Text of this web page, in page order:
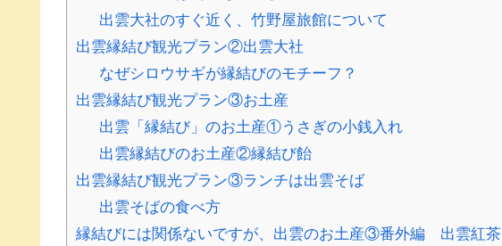
出雲大社のすぐ近く、竹野屋旅館について
出雲縁結び観光プラン②出雲大社
なぜシロウサギが縁結びのモチーフ？
出雲縁結び観光プラン③お土産
出雲「縁結び」のお土産①うさぎの小銭入れ
出雲縁結びのお土産②縁結び飴
出雲縁結び観光プラン③ランチは出雲そば
出雲そばの食べ方
縁結びには関係ないですが、出雲のお土産③番外編 出雲紅茶